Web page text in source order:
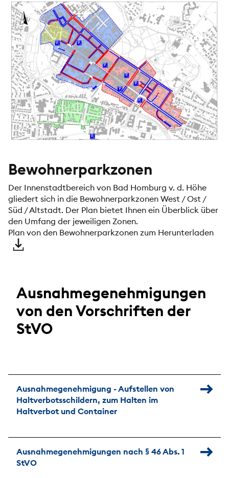
Bewohnerparkzonen
Der Innenstadtbereich von Bad Homburg v. d. Höhe
gliedert sich in die Bewohnerparkzonen West / Ost /
Süd / Altstadt. Der Plan bietet Ihnen ein Überblick über
den Umfang der jeweiligen Zonen.
Plan von den Bewohnerparkzonen zum Herunterladen
Ausnahmegenehmigungen
von den Vorschriften der
StVO
Ausnahmegenehmigung - Aufstellen von
Haltverbotsschildern, zum Halten im
Haltverbot und Container
Ausnahmegenehmigungen nach § 46 Abs. 1
StVO